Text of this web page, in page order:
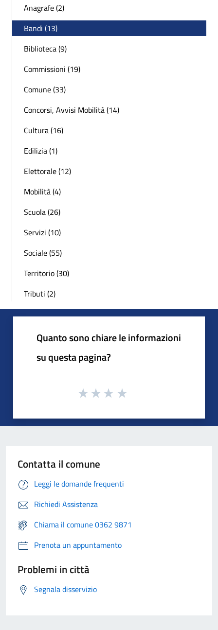
Anagrafe (2)
Bandi (13)
Biblioteca (9)
Commissioni (19)
Comune (33)
Concorsi, Avvisi Mobilità (14)
Cultura (16)
Edilizia (1)
Elettorale (12)
Mobilità (4)
Scuola (26)
Servizi (10)
Sociale (55)
Territorio (30)
Tributi (2)
Quanto sono chiare le informazioni
su questa pagina?
Contatta il comune
Leggi le domande frequenti
Richiedi Assistenza
Chiama il comune 0362 9871
Prenota un appuntamento
Problemi in città
Segnala disservizio